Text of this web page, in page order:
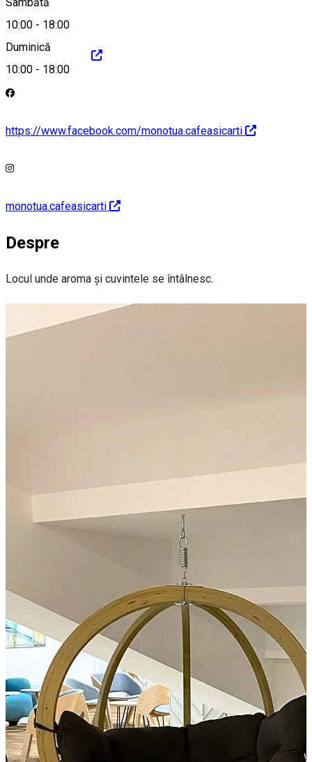
Sâmbătă
10:00 - 18:00
Duminică
10:00 - 18:00
http://monotua.ro
https://www.facebook.com/monotua.cafeasicarti
monotua.cafeasicarti
Despre
Locul unde aroma și cuvintele se întâlnesc.